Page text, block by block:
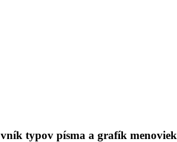
typov písma a grafík menoviek